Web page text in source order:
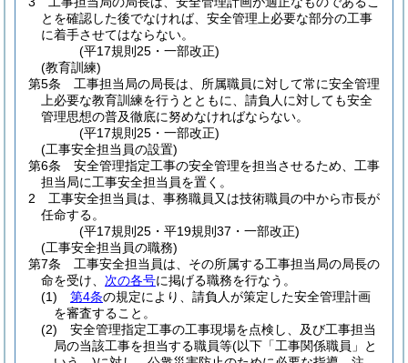
とを確認した後でなければ、安全管理上必要な部分の工事
に着手させてはならない。
(平17規則25・一部改正)
(教育訓練)
第5条
工事担当局の局長は、所属職員に対して常に安全管理
上必要な教育訓練を行うとともに、請負人に対しても安全
管理思想の普及徹底に努めなければならない。
(平17規則25・一部改正)
(工事安全担当員の設置)
第6条
安全管理指定工事の安全管理を担当させるため、工事
担当局に工事安全担当員を置く。
2
工事安全担当員は、事務職員又は技術職員の中から市長が
任命する。
(平17規則25・平19規則37・一部改正)
(工事安全担当員の職務)
第7条
工事安全担当員は、その所属する工事担当局の局長の
命を受け、 次の各号に掲げる職務を行なう。
(1)
第4条の規定により、請負人が策定した安全管理計画
を審査すること。
(2)
安全管理指定工事の工事現場を点検し、及び工事担当
局の当該工事を担当する職員等(以下「工事関係職員」と